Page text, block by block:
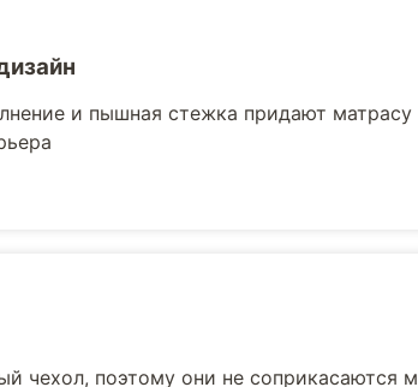
и пышная стежка придают
чехол, поэтому они не соприкасаются